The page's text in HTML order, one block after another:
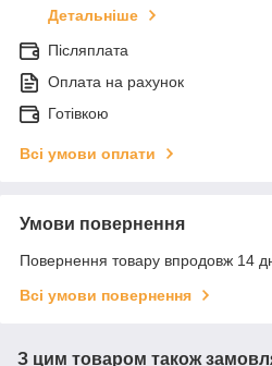
Детальніше
Післяплата
Оплата на рахунок
Готівкою
Всі умови оплати
Умови повернення
Повернення товару впродовж 14
Всі умови повернення
З цим товаром також